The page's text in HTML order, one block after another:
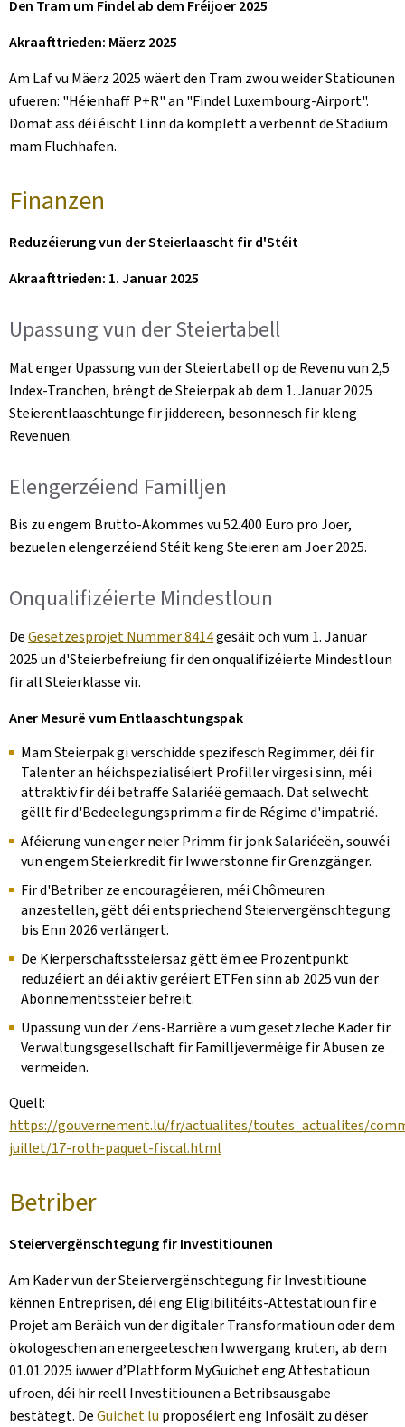
Den Tram um Findel ab dem Fréijoer 2025
Akraafttrieden: Mäerz 2025
Am Laf vu Mäerz 2025 wäert den Tram zwou weider Statiounen
ufueren: "Héienhaff P+R" an "Findel Luxembourg-Airport".
Domat ass déi éischt Linn da komplett a verbënnt de Stadium
mam Fluchhafen.
Finanzen
Reduzéierung vun der Steierlaascht fir d'Stéit
Akraafttrieden: 1. Januar 2025
Upassung vun der Steiertabell
Mat enger Upassung vun der Steiertabell op de Revenu vun 2,5
Index-Tranchen, bréngt de Steierpak ab dem 1. Januar 2025
Steierentlaaschtunge fir jiddereen, besonnesch fir kleng
Revenuen.
Elengerzéiend Familljen
Bis zu engem Brutto-Akommes vu 52.400 Euro pro Joer,
bezuelen elengerzéiend Stéit keng Steieren am Joer 2025.
Onqualifizéierte Mindestloun
DeGesetzesprojet Nummer 8414gesäit och vum 1. Januar
2025 un d'Steierbefreiung fir den onqualifizéierte Mindestloun
fir all Steierklasse vir.
Aner Mesurë vum Entlaaschtungspak
Mam Steierpak gi verschidde spezifesch Regimmer, déi fir
Talenter an héichspezialiséiert Profiller virgesi sinn, méi
attraktiv fir déi betraffe Salariéë gemaach. Dat selwecht
gëllt fir d'Bedeelegungsprimm a fir de Régime d'impatrié.
Aféierung vun enger neier Primm fir jonk Salariéeën, souwéi
vun engem Steierkredit fir Iwwerstonne fir Grenzgänger.
Fir d'Betriber ze encouragéieren, méi Chômeuren
anzestellen, gëtt déi entspriechend Steiervergënschtegung
bis Enn 2026 verlängert.
De Kierperschaftssteiersaz gëtt ëm ee Prozentpunkt
reduzéiert an déi aktiv geréiert ETFen sinn ab 2025 vun der
Abonnementssteier befreit.
Upassung vun der Zëns-Barrière a vum gesetzleche Kader fir
Verwaltungsgesellschaft fir Familljeverméige fir Abusen ze
vermeiden.
Quell:
https://gouvernement.lu/fr/actualites/toutes_actualites/
juillet/17-roth-paquet-fiscal.html
Betriber
Steiervergënschtegung fir Investitiounen
Am Kader vun der Steiervergënschtegung fir Investitioune
kënnen Entreprisen, déi eng Eligibilitéits-Attestatioun fir e
Projet am Beräich vun der digitaler Transformatioun oder dem
ökologeschen an energeeteschen Iwwergang kruten, ab dem
01.01.2025 iwwer d’Plattform MyGuichet eng Attestatioun
ufroen, déi hir reell Investitiounen a Betribsausgabe
bestätegt. DeGuichet.lu proposéiert eng Infosäit zu dëser